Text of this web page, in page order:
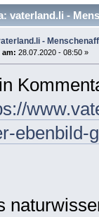
vaterland.li -
-
am: 28.07.2020 - 08:50 »
ebenbild-